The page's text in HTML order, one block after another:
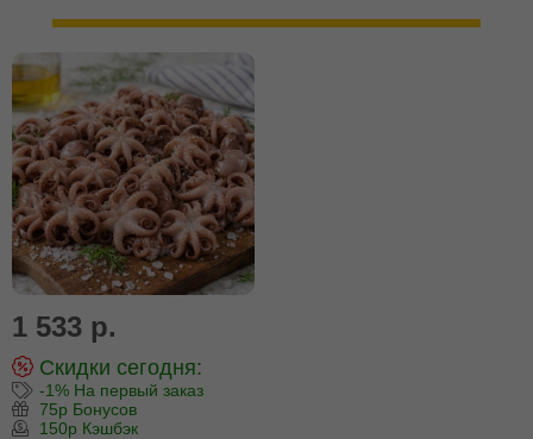
1 533 р.
Скидки сегодня:
-1% На первый заказ
75р Бонусов
150р Кэшбэк